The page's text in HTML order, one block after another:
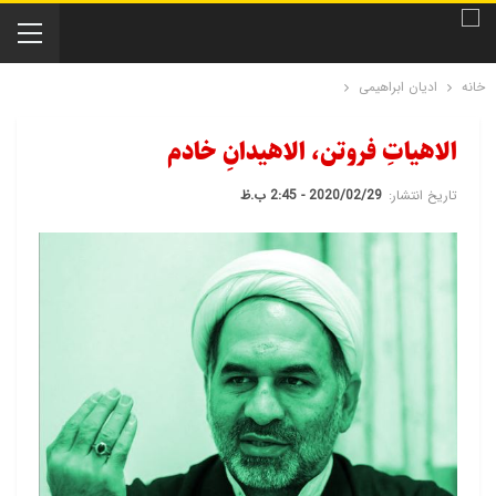
خانه ادیان ابراهیمی
الاهیاتِ فروتن، الاهیدانِ خادم
تاریخ انتشار: 2020/02/29 - 2:45 ب.ظ